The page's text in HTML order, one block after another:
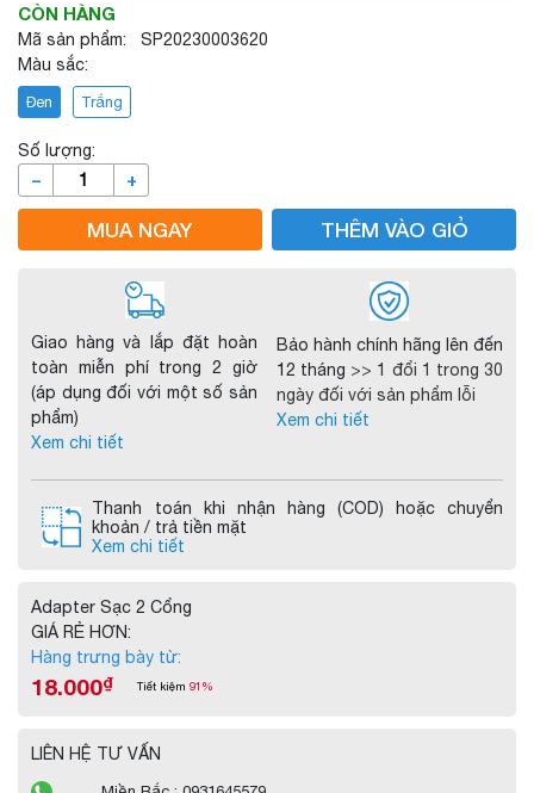
CÒN HÀNG
Mã sản phẩm: SP20230003620
Màu sắc:
Đen Trắng
Số lượng:
– +
MUA NGAY THÊM VÀO GIỎ
Giao hàng và lắp đặt hoàn
toàn miễn phí trong 2 giờ
(áp dụng đối với một số sản
phẩm)
Xem chi tiết
Bảo hành chính hãng lên đến
12 tháng >> 1 đổi 1 trong 30
ngày đối với sản phẩm lỗi
Xem chi tiết
Thanh toán khi nhận hàng (COD) hoặc chuyển
khoản / trả tiền mặt
Xem chi tiết
Adapter Sạc 2 Cổng
GIÁ RẺ HƠN:
Hàng trưng bày từ:
18.000₫ Tiết kiệm 91%
LIÊN HỆ TƯ VẤN